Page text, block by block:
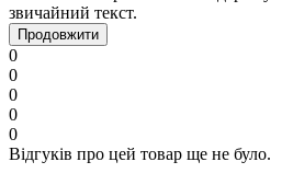
звичайний текст.
Продовжити
0
0
0
0
0
Відгуків про цей товар ще не було.